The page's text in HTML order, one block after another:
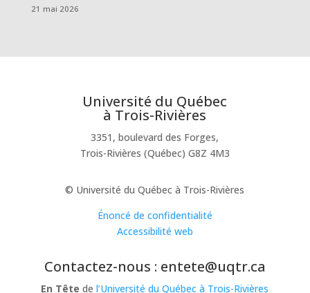
21 mai 2026
Université du Québec
à Trois-Rivières
3351, boulevard des Forges,
Trois-Rivières (Québec) G8Z 4M3
© Université du Québec à Trois-Rivières
Énoncé de confidentialité
Accessibilité web
Contactez-nous : entete@uqtr.ca
En Tête del’Université du Québec à Trois-Rivières